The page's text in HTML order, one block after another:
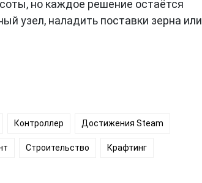
но каждое решение остаётся
узел, наладить поставки зерна или
Контроллер Достижения Steam
Строительство Крафтинг